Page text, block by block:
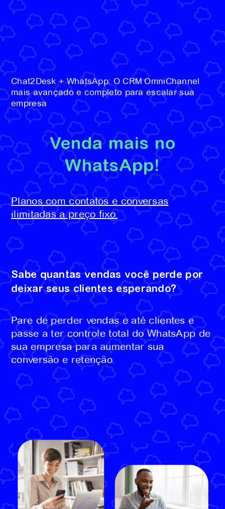
Chat2Desk + WhatsApp: O CRM OmniChannel
mais avançado e completo para escalar sua
empresa
Venda mais no
WhatsApp!
Planos com contatos e conversas
ilimitadas a preço fixo.
Sabe quantas vendas você perde por
deixar seus clientes esperando?
Pare de perder vendas e até clientes e
passe a ter controle total do WhatsApp de
sua empresa para aumentar sua
conversão e retenção.